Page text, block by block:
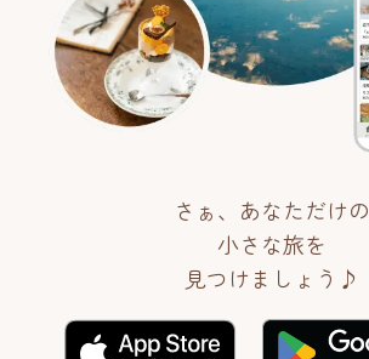
さぁ、あなただけの
小さな旅を
見つけましょう♪